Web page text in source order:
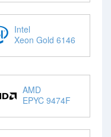
Intel
Xeon Gold 6146
AMD
EPYC 9474F